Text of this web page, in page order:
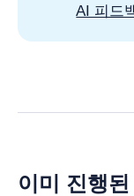
AI 피드
이미 진행